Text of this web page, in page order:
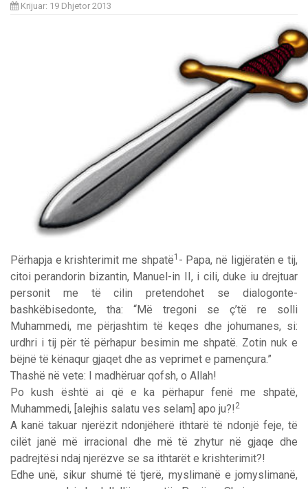
Krijuar: 19 Dhjetor 2013
Përhapja e krishterimit me shpatë1 - Papa, në ligjëratën e tij,
citoi perandorin bizantin, Manuel-in II, i cili, duke iu drejtuar
personit me të cilin pretendohet se dialogonte-
bashkëbisedonte, tha: “Më tregoni se ç’të re solli
Muhammedi, me përjashtim të keqes dhe johumanes, si:
urdhri i tij për të përhapur besimin me shpatë. Zotin nuk e
bëjnë të kënaqur gjaqet dhe as veprimet e pamençura.”
Thashë në vete: I madhëruar qofsh, o Allah!
Po kush është ai që e ka përhapur fenë me shpatë,
Muhammedi, [alejhis salatu ves selam] apo ju?! 2
A kanë takuar njerëzit ndonjëherë ithtarë të ndonjë feje, të
cilët janë më irracional dhe më të zhytur në gjaqe dhe
padrejtësi ndaj njerëzve se sa ithtarët e krishterimit?!
Edhe unë, sikur shumë të tjerë, myslimanë e jomyslimanë,